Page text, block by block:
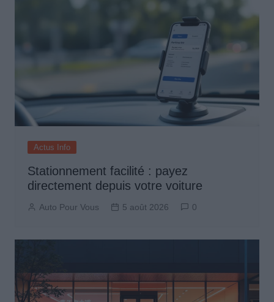
Actus Info
Stationnement facilité : payez
directement depuis votre voiture
Auto Pour Vous 5 août 2026 0